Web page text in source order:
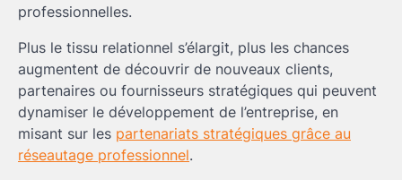
professionnelles.
Plus le tissu relationnel s’élargit, plus les chances
augmentent de découvrir de nouveaux clients,
partenaires ou fournisseurs stratégiques qui peuvent
dynamiser le développement de l’entreprise, en
misant sur les partenariats stratégiques grâce au
réseautage professionnel.